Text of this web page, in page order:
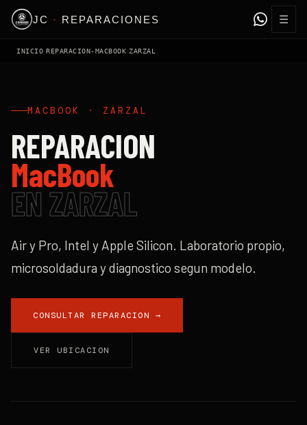
JC · REPARACIONES ☰
INICIO REPARACION-MACBOOK ZARZAL
MACBOOK · ZARZAL
REPARACION
MacBook
EN ZARZAL
Air y Pro, Intel y Apple Silicon. Laboratorio propio,
microsoldadura y diagnostico segun modelo.
CONSULTAR REPARACION →
VER UBICACION